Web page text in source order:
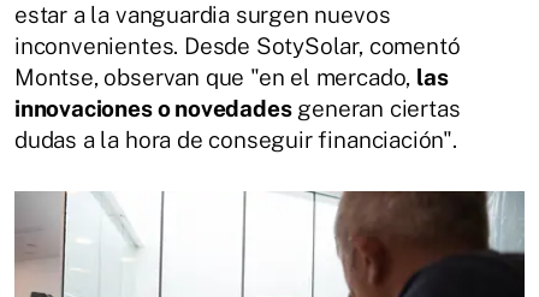
estar a la vanguardia surgen nuevos
inconvenientes. Desde SotySolar, comentó
Montse, observan que "en el mercado, las
innovaciones o novedadesgeneran ciertas
dudas a la hora de conseguir financiación".